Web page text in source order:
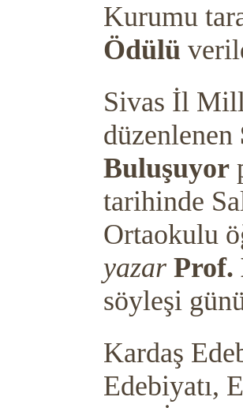
Kurumu
Ödülü
Sivas İl
düzenlenen
Buluşuyor
tarihinde
Ortaokulu
yazar Prof.
söyleşi
Kardaş
Edebiyatı,